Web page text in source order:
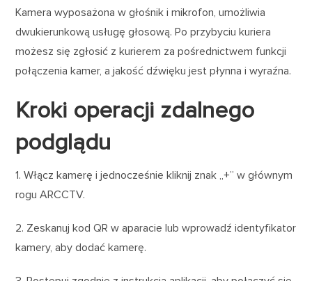
Kamera wyposażona w głośnik i mikrofon, umożliwia
dwukierunkową usługę głosową. Po przybyciu kuriera
możesz się zgłosić z kurierem za pośrednictwem funkcji
połączenia kamer, a jakość dźwięku jest płynna i wyraźna.
Kroki operacji zdalnego
podglądu
1. Włącz kamerę i jednocześnie kliknij znak „+” w głównym
rogu ARCCTV.
2. Zeskanuj kod QR w aparacie lub wprowadź identyfikator
kamery, aby dodać kamerę.